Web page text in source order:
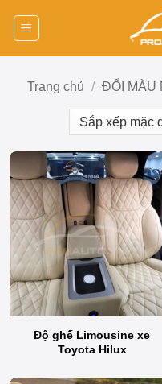
Trang chủ / ĐỔI MÀU
Độ ghế Limousine xe
Toyota Hilux